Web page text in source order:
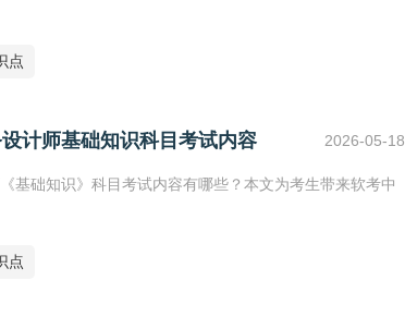
点
计师基础知识科目考试内容 2026-05-18
基础知识》科目考试内容有哪些？本文为考生带来软考中
点